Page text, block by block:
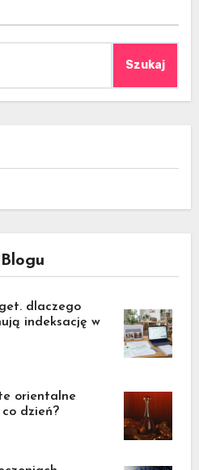
Szukaj
dlaczego
indeksację w
orientalne
dzień?